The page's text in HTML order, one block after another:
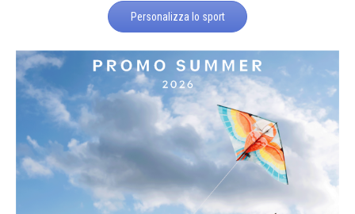
Personalizza lo sport